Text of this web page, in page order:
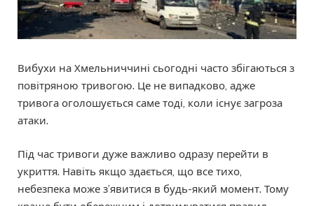
Вибухи на Хмельниччині сьогодні часто збігаються з
повітряною тривогою. Це не випадково, адже
тривога оголошується саме тоді, коли існує загроза
атаки.
Під час тривоги дуже важливо одразу перейти в
укриття. Навіть якщо здається, що все тихо,
небезпека може з’явитися в будь-який момент. Тому